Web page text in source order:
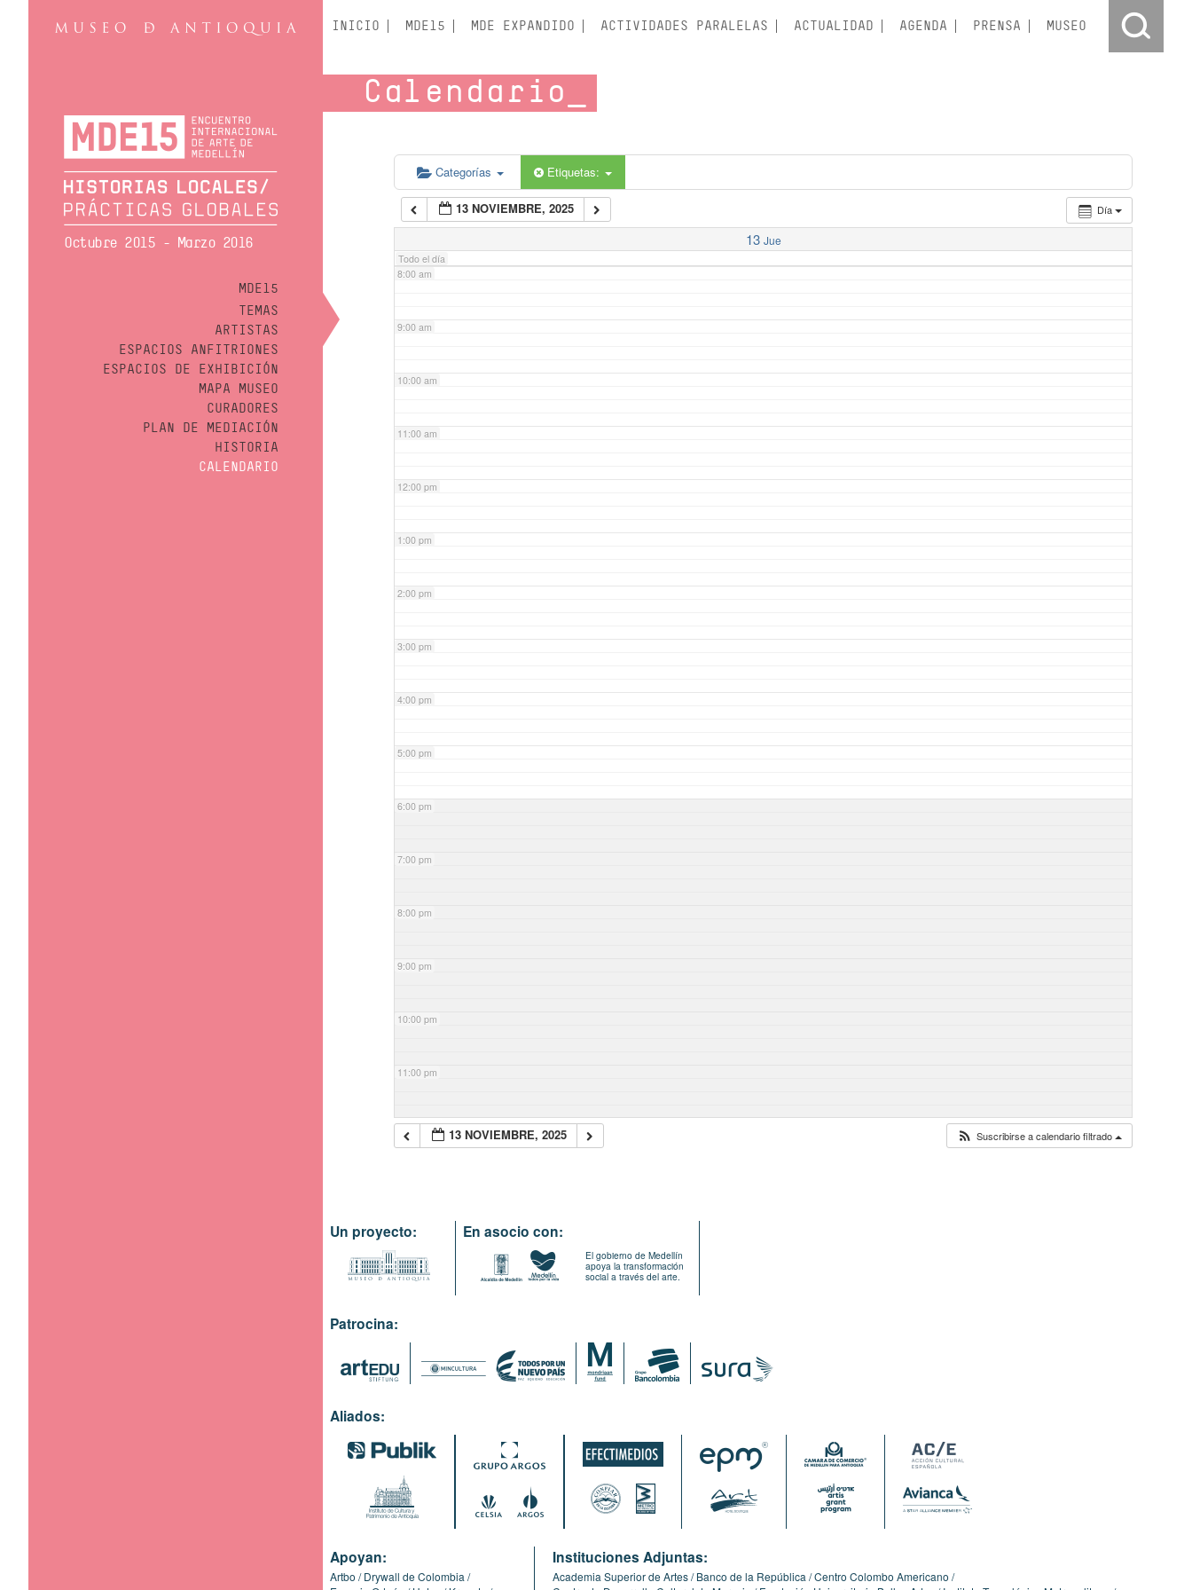
Octubre 2015 - Marzo 2016
MDE15
TEMAS
ARTISTAS
ESPACIOS ANFITRIONES
ESPACIOS DE EXHIBICIÓN
MAPA MUSEO
CURADORES
PLAN DE MEDIACIÓN
HISTORIA
CALENDARIO
INICIO MDE15 MDE EXPANDIDO ACTIVIDADES PARALELAS ACTUALIDAD AGENDA PRENSA MUSEO
Calendario
Categorías Etiquetas:
Día
13 NOVIEMBRE, 2025
13 Jue
Todo el día
5:00 am
6:00 am
7:00 am
8:00 am
9:00 am
10:00 am
11:00 am
12:00 pm
1:00 pm
2:00 pm
3:00 pm
4:00 pm
5:00 pm
6:00 pm
7:00 pm
8:00 pm
9:00 pm
10:00 pm
11:00 pm
13 NOVIEMBRE, 2025 Suscribirse a calendario filtrado
Un proyecto: En asocio con:
El gobierno de Medellín
apoya la transformación
social a través del arte.
Patrocina:
Aliados:
Apoyan:
Artbo
Drywall de Colombia
Instituciones Adjuntas:
Academia Superior de Artes Banco de la República Centro Colombo Americano